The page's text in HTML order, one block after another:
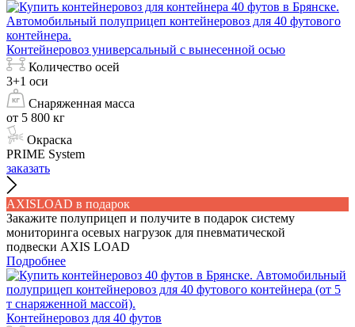
Контейнеровоз универсальный с вынесенной осью
Количество осей
3+1 оси
Снаряженная масса
от 5 800 кг
Окраска
PRIME System
заказать
AXISLOAD в подарок
Закажите полуприцеп и получите в подарок систему
мониторинга осевых нагрузок для пневматической
подвески AXIS LOAD
Подробнее
Контейнеровоз для 40 футов